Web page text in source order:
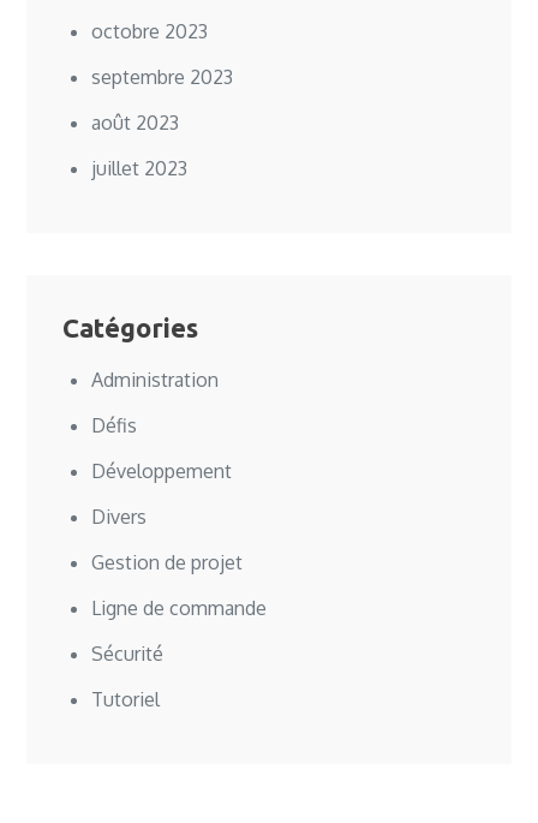
octobre 2023
septembre 2023
août 2023
juillet 2023
Catégories
Administration
Défis
Développement
Divers
Gestion de projet
Ligne de commande
Sécurité
Tutoriel